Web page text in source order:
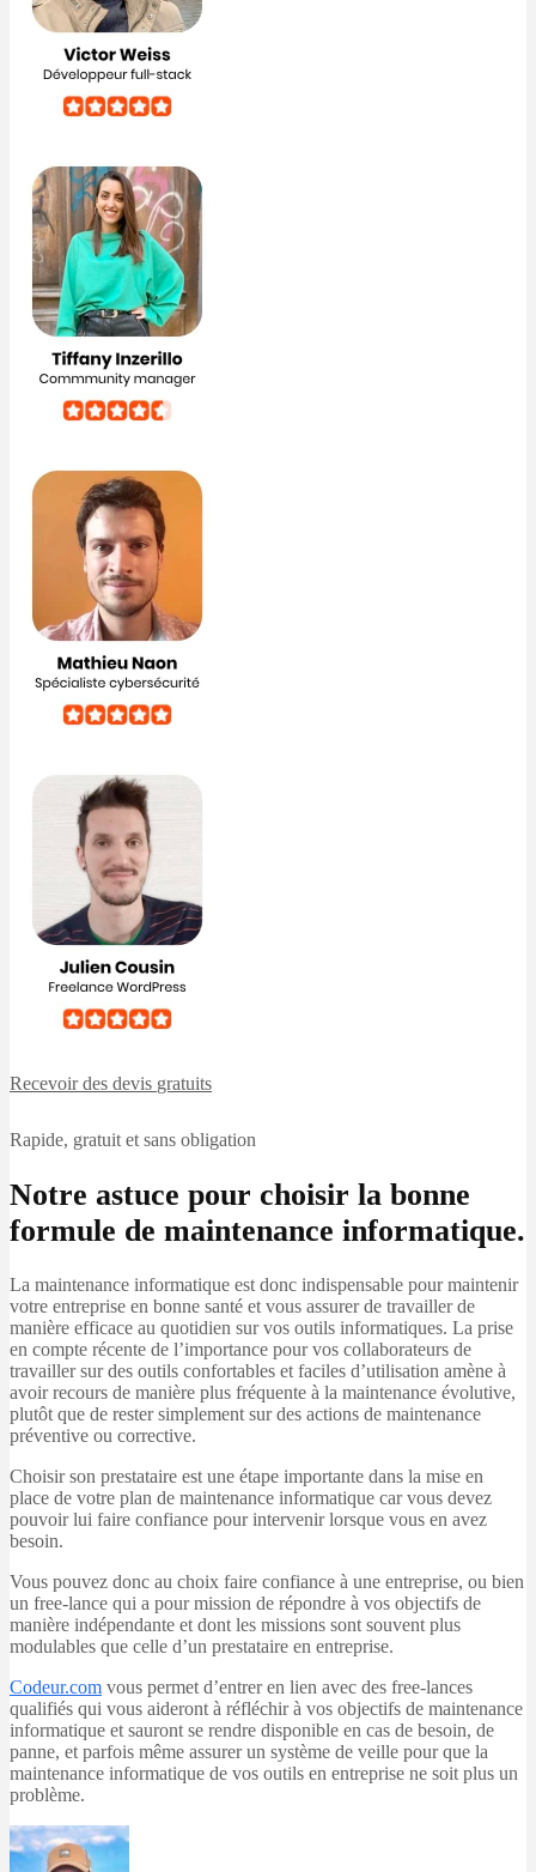
Recevoir des devis gratuits
Rapide, gratuit et sans obligation
Notre astuce pour choisir la bonne
formule de maintenance informatique.
La maintenance informatique est donc indispensable pour maintenir
votre entreprise en bonne santé et vous assurer de travailler de
manière efficace au quotidien sur vos outils informatiques. La prise
en compte récente de l’importance pour vos collaborateurs de
travailler sur des outils confortables et faciles d’utilisation amène à
avoir recours de manière plus fréquente à la maintenance évolutive,
plutôt que de rester simplement sur des actions de maintenance
préventive ou corrective.
Choisir son prestataire est une étape importante dans la mise en
place de votre plan de maintenance informatique car vous devez
pouvoir lui faire confiance pour intervenir lorsque vous en avez
besoin.
Vous pouvez donc au choix faire confiance à une entreprise, ou bien
un free-lance qui a pour mission de répondre à vos objectifs de
manière indépendante et dont les missions sont souvent plus
modulables que celle d’un prestataire en entreprise.
Codeur.com vous permet d’entrer en lien avec des free-lances
qualifiés qui vous aideront à réfléchir à vos objectifs de maintenance
informatique et sauront se rendre disponible en cas de besoin, de
panne, et parfois même assurer un système de veille pour que la
maintenance informatique de vos outils en entreprise ne soit plus un
problème.